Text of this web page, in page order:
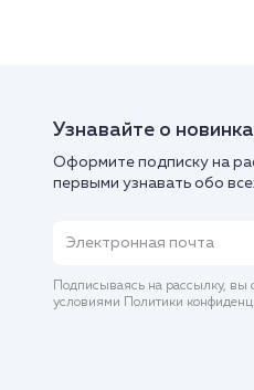
Узнавайте о
Оформите подписку на
первыми узнавать обо
Подписываясь на рассылку, вы
условиями Политики